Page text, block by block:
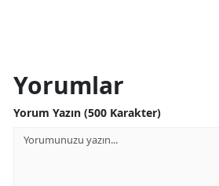
Yorumlar
Yorum Yazın (500 Karakter)